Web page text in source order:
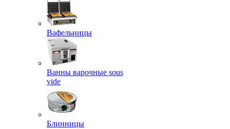
Вафельницы
Ванны варочные sous
vide
Блинницы